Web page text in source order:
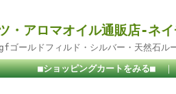
・アロマオイル通販店-ネ
ゴールドフィルド・シルバー・天然石ル
■ショッピングカートをみる■